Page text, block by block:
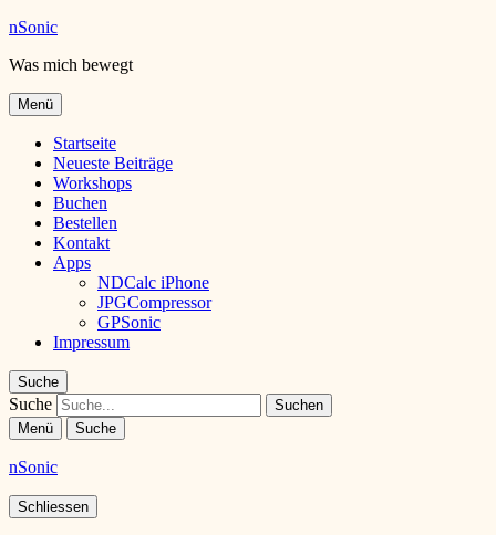
nSonic
Was mich bewegt
Menü
Startseite
Neueste Beiträge
Workshops
Buchen
Bestellen
Kontakt
Apps
NDCalc iPhone
JPGCompressor
GPSonic
Impressum
Suche
Suche
Menü Suche
nSonic
Schliessen